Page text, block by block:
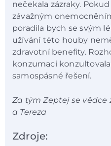
nečekala zázraky.
závažným
poradila bych se svým
užívání této houby
zdravotní benefity.
konzumaci
samospásné řešení.
Za tým Zeptej se vědce
a Tereza
Zdroje: